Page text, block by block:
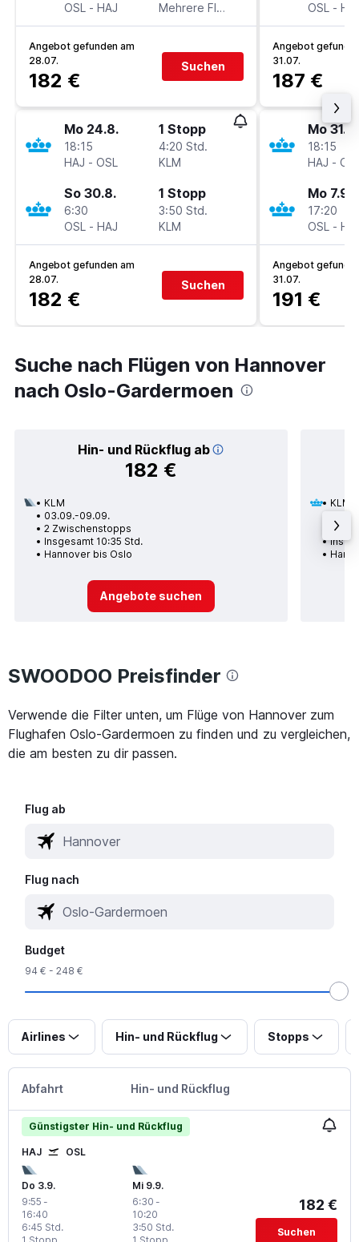
OSL - HAJ
Mehrere Fluglinien
Angebot gefunden am
28.07.
182 €
Suchen
Mo 24.8.
18:15
HAJ - OSL
1 Stopp
4:20 Std.
KLM
So 30.8.
6:30
OSL - HAJ
1 Stopp
3:50 Std.
KLM
Angebot gefunden am
28.07.
182 €
Suchen
OSL -
Angebot
31.07.
187 €
Mo 31.8.
18:15
HAJ -
Mo 7.9.
17:20
OSL -
Angebot
31.07.
191 €
Suche nach Flügen von Hannover
nach Oslo-Gardermoen
Hin- und Rückflug ab
182 €
KLM
03.09.-09.09.
2 Zwischenstopps
Insgesamt 10:35 Std.
Hannover bis Oslo
Angebote suchen
KLM
1
SWOODOO Preisfinder
Verwende die Filter unten, um Flüge von Hannover zum
Flughafen Oslo-Gardermoen zu finden und zu vergleichen,
die am besten zu dir passen.
Flug ab
Flug nach
Budget
94 € - 248 €
Airlines Hin- und Rückflug Stopps
Abfahrt Hin- und Rückflug
Günstigster Hin- und Rückflug
HAJ OSL
Do 3.9.
9:55 -
16:40
6:45 Std.
Mi 9.9.
6:30 -
10:20
3:50 Std.
182 €
Suchen